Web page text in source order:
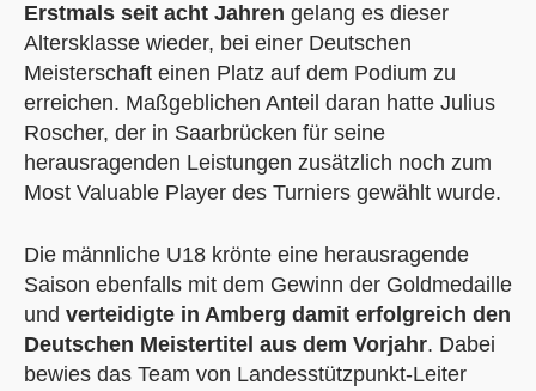
Erstmals seit acht Jahren gelang es dieser
Altersklasse wieder, bei einer Deutschen
Meisterschaft einen Platz auf dem Podium zu
erreichen. Maßgeblichen Anteil daran hatte Julius
Roscher, der in Saarbrücken für seine
herausragenden Leistungen zusätzlich noch zum
Most Valuable Player des Turniers gewählt wurde.
Die männliche U18 krönte eine herausragende
Saison ebenfalls mit dem Gewinn der Goldmedaille
und verteidigte in Amberg damit erfolgreich den
Deutschen Meistertitel aus dem Vorjahr. Dabei
bewies das Team von Landesstützpunkt-Leiter